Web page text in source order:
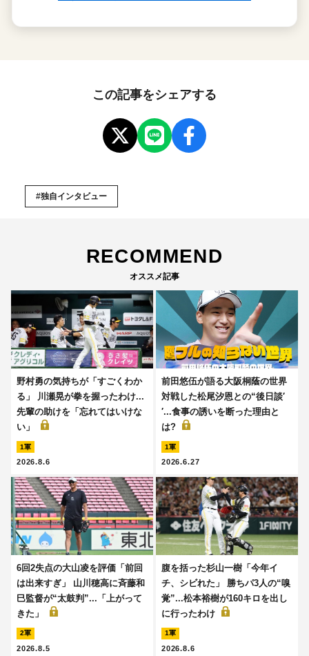
この記事をシェアする
#独自インタビュー
RECOMMEND
オススメ記事
野村勇の気持ちが「すごくわか
る」 川瀬晃が拳を握ったわけ...
先輩の助けを「忘れてはいけな
い」
1軍
2026.8.6
前田悠伍が語る大阪桐蔭の世界
対戦した松尾汐恩との“後日談′
′...食事の誘いを断った理由と
は?
1軍
2026.6.27
6回2失点の大山凌を評価「前回
は出来すぎ」 山川穂高に斉藤和
巳監督が“太鼓判”...「上がって
きた」
2軍
2026.8.5
腹を括った杉山一樹「今年イ
チ、シビれた」 勝ちパ3人の“嗅
覚”...松本裕樹が160キロを出し
に行ったわけ
1軍
2026.8.6